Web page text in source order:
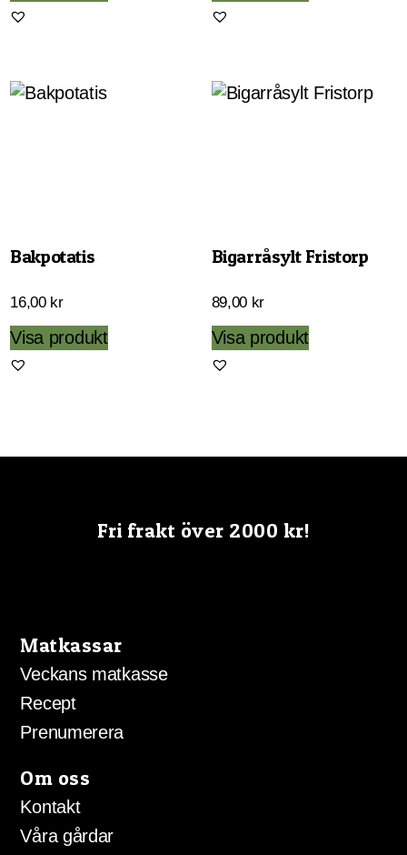
Bakpotatis
16,00 kr
Visa produkt
Bigarråsylt Fristorp
89,00 kr
Visa produkt
Fri frakt över 2000 kr!
Matkassar
Veckans matkasse
Recept
Prenumerera
Om oss
Kontakt
Våra gårdar